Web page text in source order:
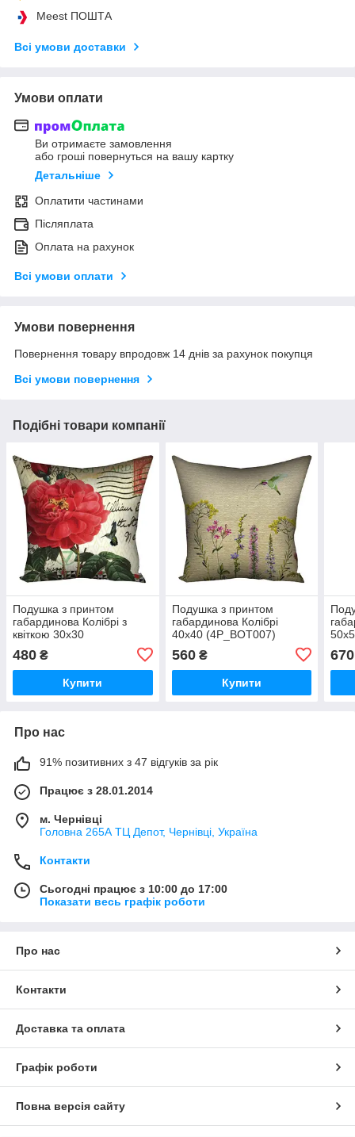
Meest ПОШТА
Всі умови доставки
Умови оплати
Ви отримаєте замовлення
або гроші повернуться на вашу картку
Детальніше
Оплатити частинами
Післяплата
Оплата на рахунок
Всі умови оплати
Умови повернення
Повернення товару впродовж 14 днів за рахунок покупця
Всі умови повернення
Подібні товари компанії
Подушка з принтом
габардинова Колібрі з
квіткою 30x30
480 ₴
Купити
Подушка з принтом
габардинова Колібрі
40x40 (4P_BOT007)
560₴
Купити
670
Про нас
91% позитивних з 47 відгуків за рік
Працює з 28.01.2014
м. Чернівці
Головна 265А ТЦ Депот, Чернівці, Україна
Контакти
Сьогодні працює з 10:00 до 17:00
Показати весь графік роботи
Про нас
Контакти
Доставка та оплата
Графік роботи
Повна версія сайту